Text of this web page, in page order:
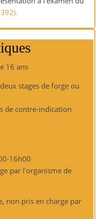
16 ans
stages de forge ou
de contre-indication
16h00
par l'organisme de
non pris en charge par